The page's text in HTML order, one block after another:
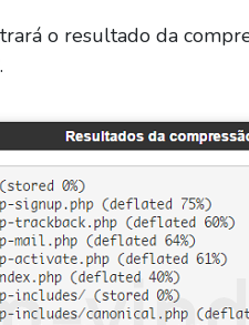
o resultado da